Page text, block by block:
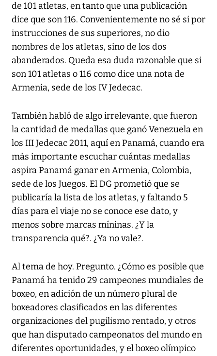
de 101 atletas, en tanto que una publicación
dice que son 116. Convenientemente no sé si por
instrucciones de sus superiores, no dio
nombres de los atletas, sino de los dos
abanderados. Queda esa duda razonable que si
son 101 atletas o 116 como dice una nota de
Armenia, sede de los IV Jedecac.
También habló de algo irrelevante, que fueron
la cantidad de medallas que ganó Venezuela en
los III Jedecac 2011, aquí en Panamá, cuando era
más importante escuchar cuántas medallas
aspira Panamá ganar en Armenia, Colombia,
sede de los Juegos. El DG prometió que se
publicaría la lista de los atletas, y faltando 5
días para el viaje no se conoce ese dato, y
menos sobre marcas míninas. ¿Y la
transparencia qué?. ¿Ya no vale?.
Al tema de hoy. Pregunto. ¿Cómo es posible que
Panamá ha tenido 29 campeones mundiales de
boxeo, en adición de un número plural de
boxeadores clasificados en las diferentes
organizaciones del pugilismo rentado, y otros
que han disputado campeonatos del mundo en
diferentes oportunidades, y el boxeo olímpico